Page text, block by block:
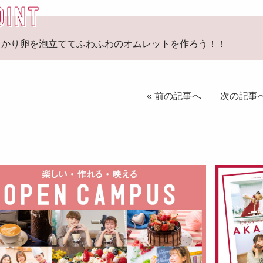
り卵を泡立ててふわふわのオムレットを作ろう！！
« 前の記事へ 次の記事